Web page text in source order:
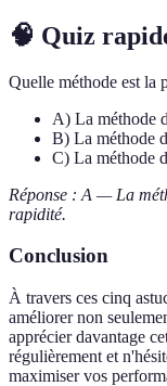
🧠 Quiz
Quelle méthode est la
A) La méthode
B) La méthode
C) La méthode
Réponse : A — La
rapidité.
Conclusion
À travers ces cinq
améliorer non
apprécier davantage
régulièrement et
maximiser vos